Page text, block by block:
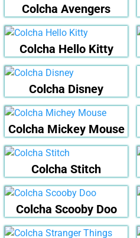
Colcha Avengers
Colcha Hello Kitty
Colcha Disney
Colcha Mickey Mouse
Colcha Stitch
Colcha Scooby Doo